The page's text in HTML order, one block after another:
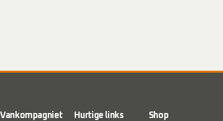
Vankompagniet Hurtige links Shop